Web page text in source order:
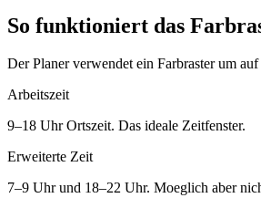
So funktioniert das
Der Planer verwendet ein Farbraster um
Arbeitszeit
9–18 Uhr Ortszeit. Das ideale Zeitfenster.
Erweiterte Zeit
7–9 Uhr und 18–22 Uhr. Moeglich aber